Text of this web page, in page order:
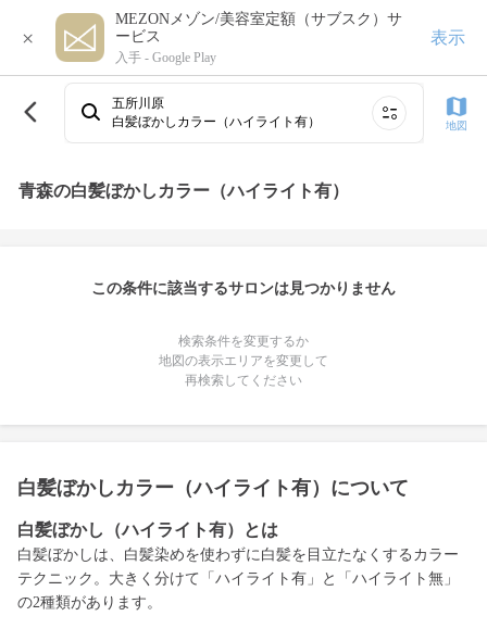
×
MEZONメゾン/美容室定額（サブスク）サ
ービス
入手 - Google Play
表示
五所川原
白髪ぼかしカラー（ハイライト有）
地図
青森の白髪ぼかしカラー（ハイライト有）
この条件に該当するサロンは見つかりません
検索条件を変更するか
地図の表示エリアを変更して
再検索してください
白髪ぼかしカラー（ハイライト有）について
白髪ぼかし（ハイライト有）とは
白髪ぼかしは、白髪染めを使わずに白髪を目立たなくするカラー
テクニック。大きく分けて「ハイライト有」と「ハイライト無」
の2種類があります。